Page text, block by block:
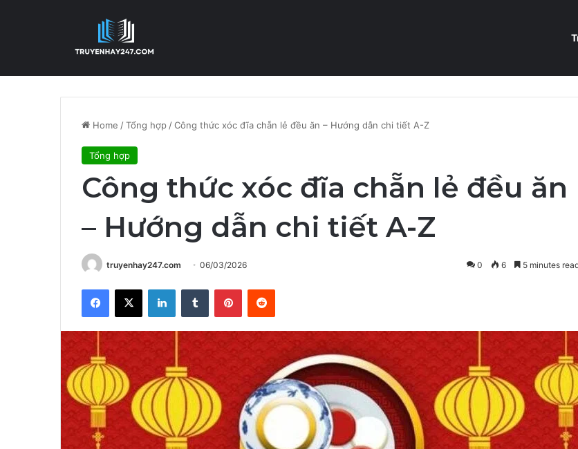
Home /Tổng hợp /Công thức xóc đĩa chẵn lẻ đều ăn – Hướng dẫn chi tiết A-Z
Tổng hợp
Công thức xóc đĩa chẵn lẻ đều ăn
– Hướng dẫn chi tiết A-Z
truyenhay247.com 06/03/2026 0 6 5 minutes